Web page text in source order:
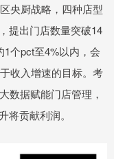
央厨战略，四种店型
提出门店数量突破14
个pct至4%以内，会
收入增速的目标。考
数据赋能门店管理，
贡献利润。